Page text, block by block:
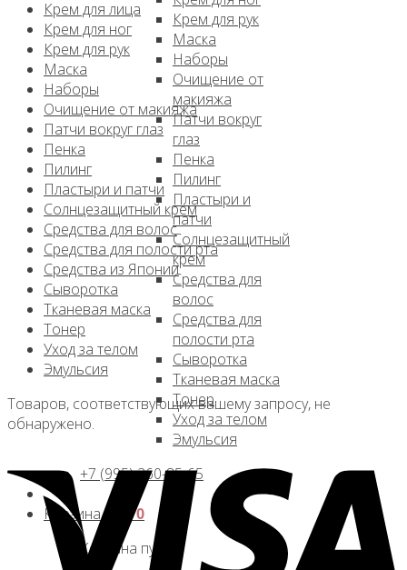
Крем для рук
Маска
Наборы
Очищение от
макияжа
Патчи вокруг
глаз
Пенка
Пилинг
Пластыри и
патчи
Солнцезащитный
крем
Средства для
волос
Средства для
полости рта
Сыворотка
Тканевая маска
Тонер
Уход за телом
Эмульсия
+7 (995) 260-85-65
Корзина /
0
Корзина пуста.
Крем для лица
Крем для ног
Крем для рук
Маска
Наборы
Очищение от макияжа
Патчи вокруг глаз
Пенка
Пилинг
Пластыри и патчи
Солнцезащитный крем
Средства для волос
Средства для полости рта
Средства из Японии
Сыворотка
Тканевая маска
Тонер
Уход за телом
Эмульсия
Товаров, соответствующих вашему запросу, не
обнаружено.